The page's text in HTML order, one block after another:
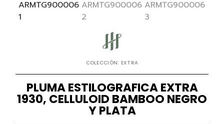
COLECCIÓN: EXTRA
PLUMA ESTILOGRAFICA EXTRA
1930, CELLULOID BAMBOO NEGRO
Y PLATA